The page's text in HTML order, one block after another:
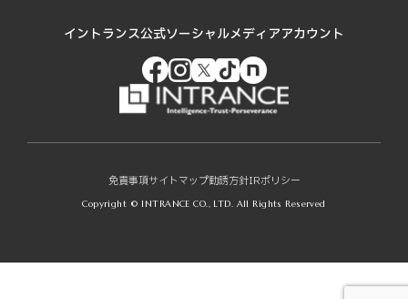
イントランス公式ソーシャルメディアアカウント
免責事項サイトマップ勧誘方針IRポリシー
Copyright © INTRANCE CO., LTD. All Rights Reserved